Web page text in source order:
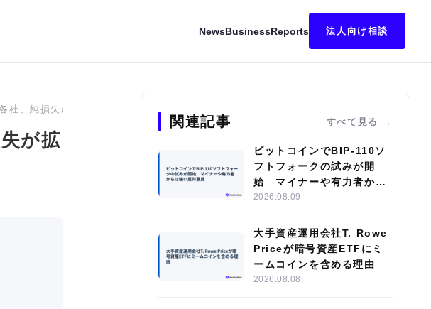
NewsBusinessReports 法人向け相談
社、純損失が拡大 AIインフラへの転換を加速
が拡
関連記事 すべて見る
ビットコインでBIP-110ソ
フトフォークの試みが開
始 マイナーや有力者から
は強い反対意見
2026.08.09
大手資産運用会社T. Rowe
Priceが暗号資産ETFにミ
ームコインを含める理由
2026.08.08